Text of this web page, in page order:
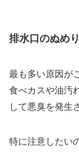
排水口のぬめ
最も多い原因が
食べカスや油汚
して悪臭を発生
特に注意したい